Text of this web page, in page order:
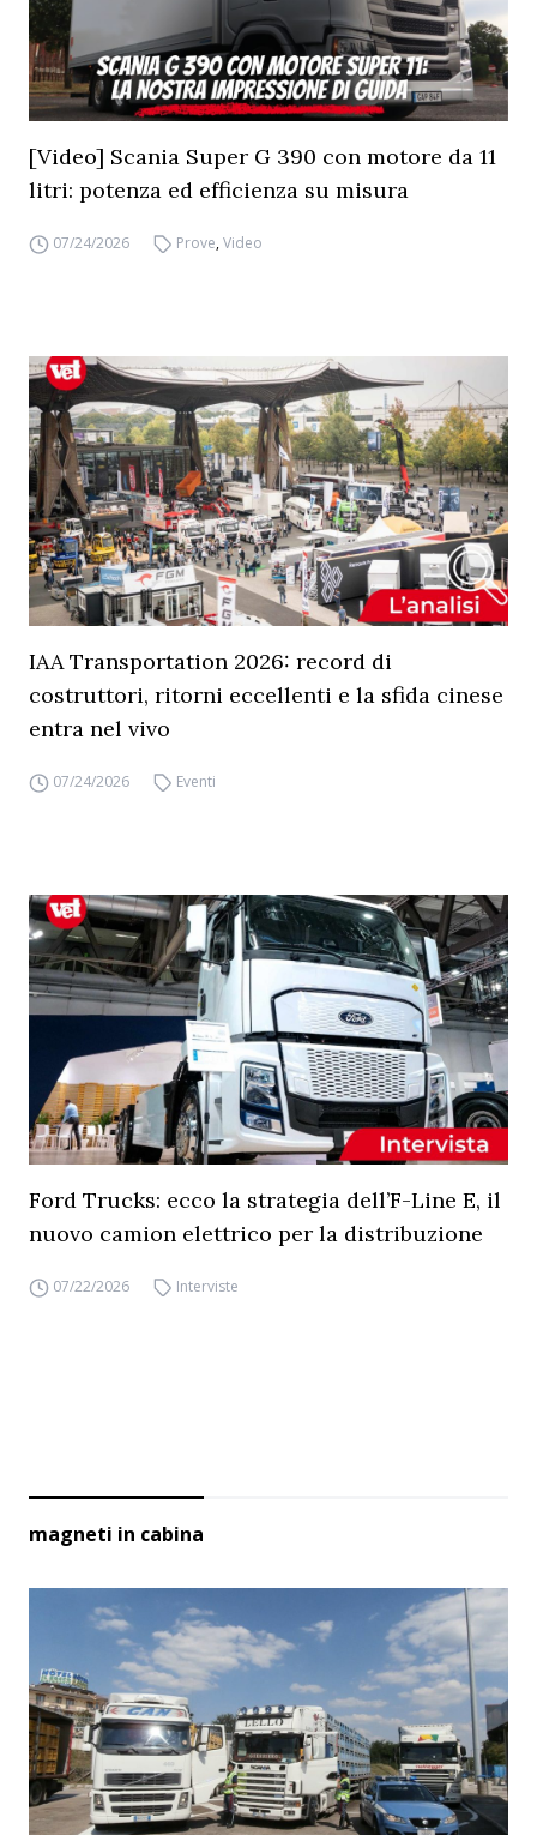
[Video] Scania Super G 390 con motore da 11
litri: potenza ed efficienza su misura
07/24/2026 Prove,Video
IAA Transportation 2026: record di
costruttori, ritorni eccellenti e la sfida cinese
entra nel vivo
07/24/2026 Eventi
Ford Trucks: ecco la strategia dell’F-Line E, il
nuovo camion elettrico per la distribuzione
07/22/2026 Interviste
magneti in cabina